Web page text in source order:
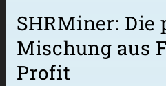
SHRMiner: Die
Mischung aus
Profit